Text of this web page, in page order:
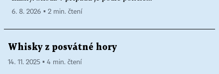
6. 8. 2026 ▪ 2 min. čtení
Whisky z posvátné hory
14. 11. 2025 ▪ 4 min. čtení